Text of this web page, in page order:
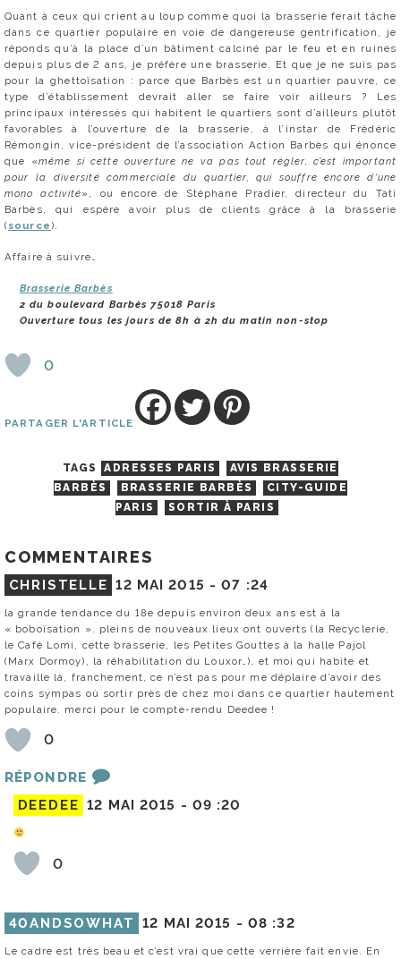
Quant à ceux qui crient au loup comme quoi la brasserie ferait tâche
dans ce quartier populaire en voie de dangereuse gentrification, je
réponds qu’à la place d’un bâtiment calciné par le feu et en ruines
depuis plus de 2 ans, je préfère une brasserie. Et que je ne suis pas
pour la ghettoïsation : parce que Barbès est un quartier pauvre, ce
type d’établissement devrait aller se faire voir ailleurs ? Les
principaux intéressés qui habitent le quartiers sont d’ailleurs plutôt
favorables à l’ouverture de la brasserie, à l’instar de Frédéric
Rémongin, vice-président de l’association Action Barbès qui énonce
que «même si cette ouverture ne va pas tout régler, c’est important
pour la diversité commerciale du quartier, qui souffre encore d’une
mono activité», ou encore de Stéphane Pradier, directeur du Tati
Barbès, qui espère avoir plus de clients grâce à la brasserie
( source ).
Affaire à suivre…
Brasserie Barbès
2 du boulevard Barbès 75018 Paris
Ouverture tous les jours de 8h à 2h du matin non-stop
0
PARTAGER L'ARTICLE
TAGS ADRESSES PARIS
AVIS BRASSERIE
BARBÈS
BRASSERIE BARBÈS
CITY-GUIDE
PARIS
SORTIR À PARIS
COMMENTAIRES
CHRISTELLE 12 MAI 2015 -07 :24
la grande tendance du 18e depuis environ deux ans est à la
« boboïsation ». pleins de nouveaux lieux ont ouverts (la Recyclerie,
le Café Lomi, cette brasserie, les Petites Gouttes à la halle Pajol
(Marx Dormoy), la réhabilitation du Louxor…), et moi qui habite et
travaille là, franchement, ce n’est pas pour me déplaire d’avoir des
coins sympas où sortir près de chez moi dans ce quartier hautement
populaire. merci pour le compte-rendu Deedee !
0
RÉPONDRE
DEEDEE 12 MAI 2015 - 09 :20
0
40ANDSOWHAT 12 MAI 2015 - 08 :32
Le cadre est très beau et c’est vrai que cette verrière fait envie. En